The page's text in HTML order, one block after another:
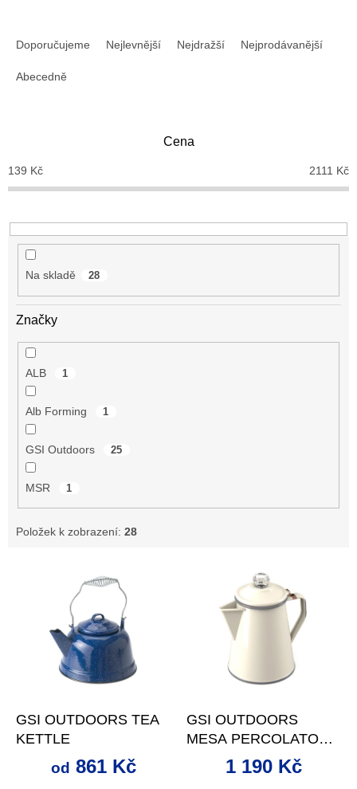
o
d
k
t
Doporučujeme Nejlevnější Nejdražší Nejprodávanější
Abecedně
Cena
139 Kč 2111 Kč
Na skladě 28
Značky
ALB 1
Alb Forming 1
GSI Outdoors 25
MSR 1
Položek k zobrazení: 28
GSI OUTDOORS TEA
KETTLE
od 861 Kč
GSI OUTDOORS
MESA PERCOLATOR -
1 190 Kč